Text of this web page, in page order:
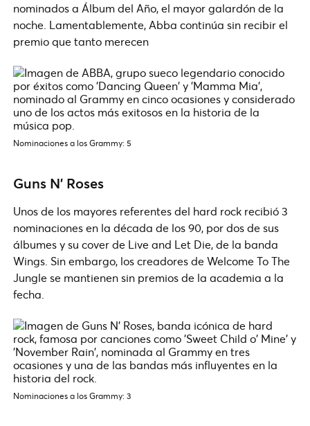
nominados a Álbum del Año, el mayor galardón de la
noche. Lamentablemente, Abba continúa sin recibir el
premio que tanto merecen
Nominaciones a los Grammy: 5
Guns N’ Roses
Unos de los mayores referentes del hard rock recibió 3
nominaciones en la década de los 90, por dos de sus
álbumes y su cover de Live and Let Die, de la banda
Wings. Sin embargo, los creadores de Welcome To The
Jungle se mantienen sin premios de la academia a la
fecha.
Nominaciones a los Grammy: 3